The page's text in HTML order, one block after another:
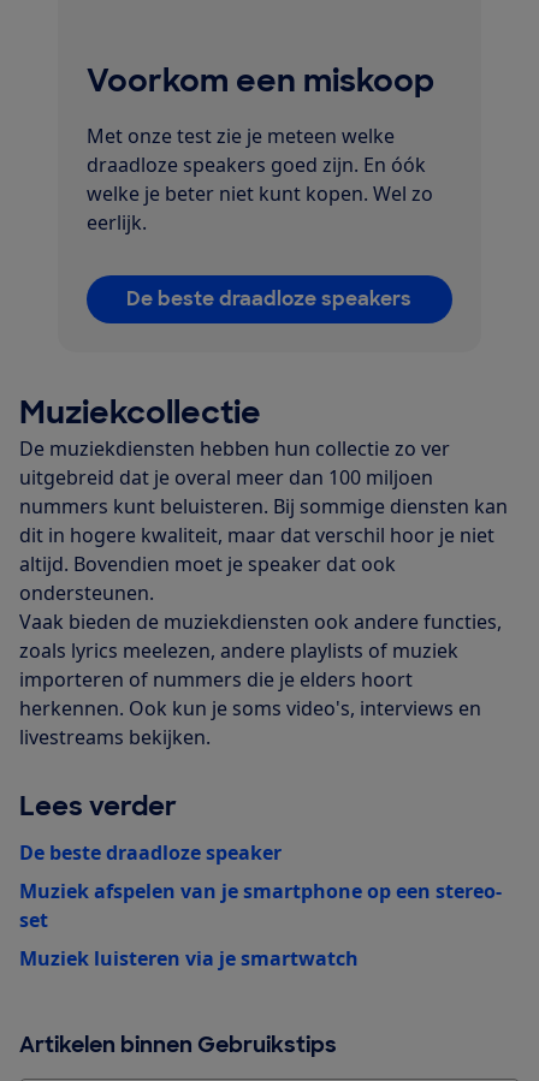
Voorkom een miskoop
Met onze test zie je meteen welke
draadloze speakers goed zijn. En óók
welke je beter niet kunt kopen. Wel zo
eerlijk.
De beste draadloze speakers
Muziekcollectie
De muziekdiensten hebben hun collectie zo ver
uitgebreid dat je overal meer dan 100 miljoen
nummers kunt beluisteren. Bij sommige diensten kan
dit in hogere kwaliteit, maar dat verschil hoor je niet
altijd. Bovendien moet je speaker dat ook
ondersteunen.
Vaak bieden de muziekdiensten ook andere functies,
zoals lyrics meelezen, andere playlists of muziek
importeren of nummers die je elders hoort
herkennen. Ook kun je soms video's, interviews en
livestreams bekijken.
Lees verder
De beste draadloze speaker
Muziek afspelen van je smartphone op een stereo-
set
Muziek luisteren via je smartwatch
Artikelen binnen Gebruikstips